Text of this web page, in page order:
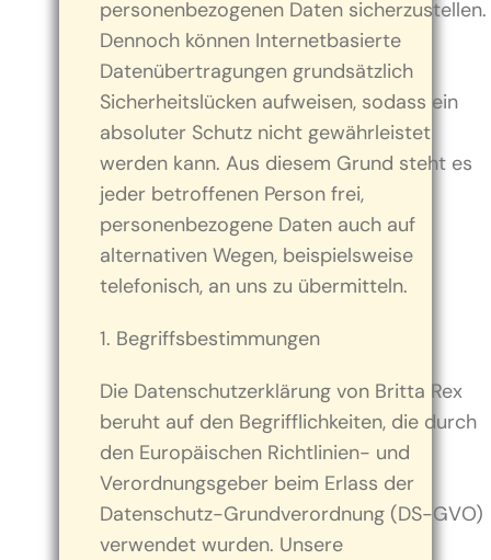
personenbezogenen Daten sicherzustellen.
Dennoch können Internetbasierte
Datenübertragungen grundsätzlich
Sicherheitslücken aufweisen, sodass ein
absoluter Schutz nicht gewährleistet
werden kann. Aus diesem Grund steht es
jeder betroffenen Person frei,
personenbezogene Daten auch auf
alternativen Wegen, beispielsweise
telefonisch, an uns zu übermitteln.
1. Begriffsbestimmungen
Die Datenschutzerklärung von Britta Rex
beruht auf den Begrifflichkeiten, die durch
den Europäischen Richtlinien- und
Verordnungsgeber beim Erlass der
Datenschutz-Grundverordnung (DS-GVO)
verwendet wurden. Unsere